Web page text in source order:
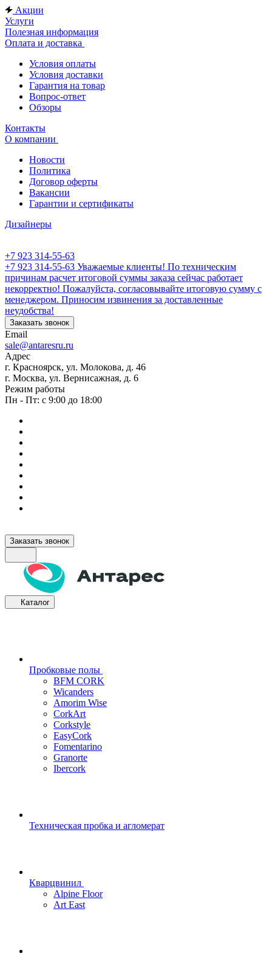
Акции
Услуги
Полезная информация
Оплата и доставка
Условия оплаты
Условия доставки
Гарантия на товар
Вопрос-ответ
Обзоры
Контакты
О компании
Новости
Политика
Договор оферты
Вакансии
Гарантии и сертификаты
Дизайнеры
+7 923 314-55-63
+7 923 314-55-63 Уважаемые клиенты! По техническим
причинам расчет итоговой суммы заказа сейчас работает
некорректно! Пожалуйста, согласовывайте итоговую сумму с
менеджером. Приносим извинения за доставленные
неудобства!
Заказать звонок
Email
sale@antaresru.ru
Адрес
г. Красноярск, ул. Молокова, д. 46
г. Москва, ул. Вернисажная, д. 6
Режим работы
Пн - Пт: с 9:00 до 18:00
Заказать звонок
Каталог
Пробковые полы
BFM CORK
Wicanders
Amorim Wise
CorkArt
Corkstyle
EasyCork
Fomentarino
Granorte
Ibercork
Техническая пробка и агломерат
Кварцвинил
Alpine Floor
Art East